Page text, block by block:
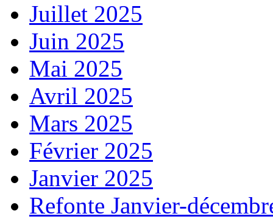
Juillet 2025
Juin 2025
Mai 2025
Avril 2025
Mars 2025
Février 2025
Janvier 2025
Refonte Janvier-